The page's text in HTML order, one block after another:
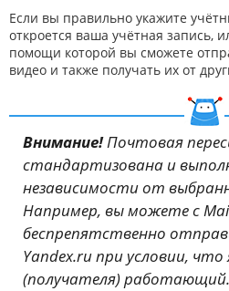
Если вы правильно укажите
откроется ваша учётная запись,
помощи которой вы сможете
видео и также получать их от
Внимание!Почтовая
стандартизована и
независимости от
Например, вы можете с
беспрепятственно
Yandex.ru при условии,
(получателя) работающий.